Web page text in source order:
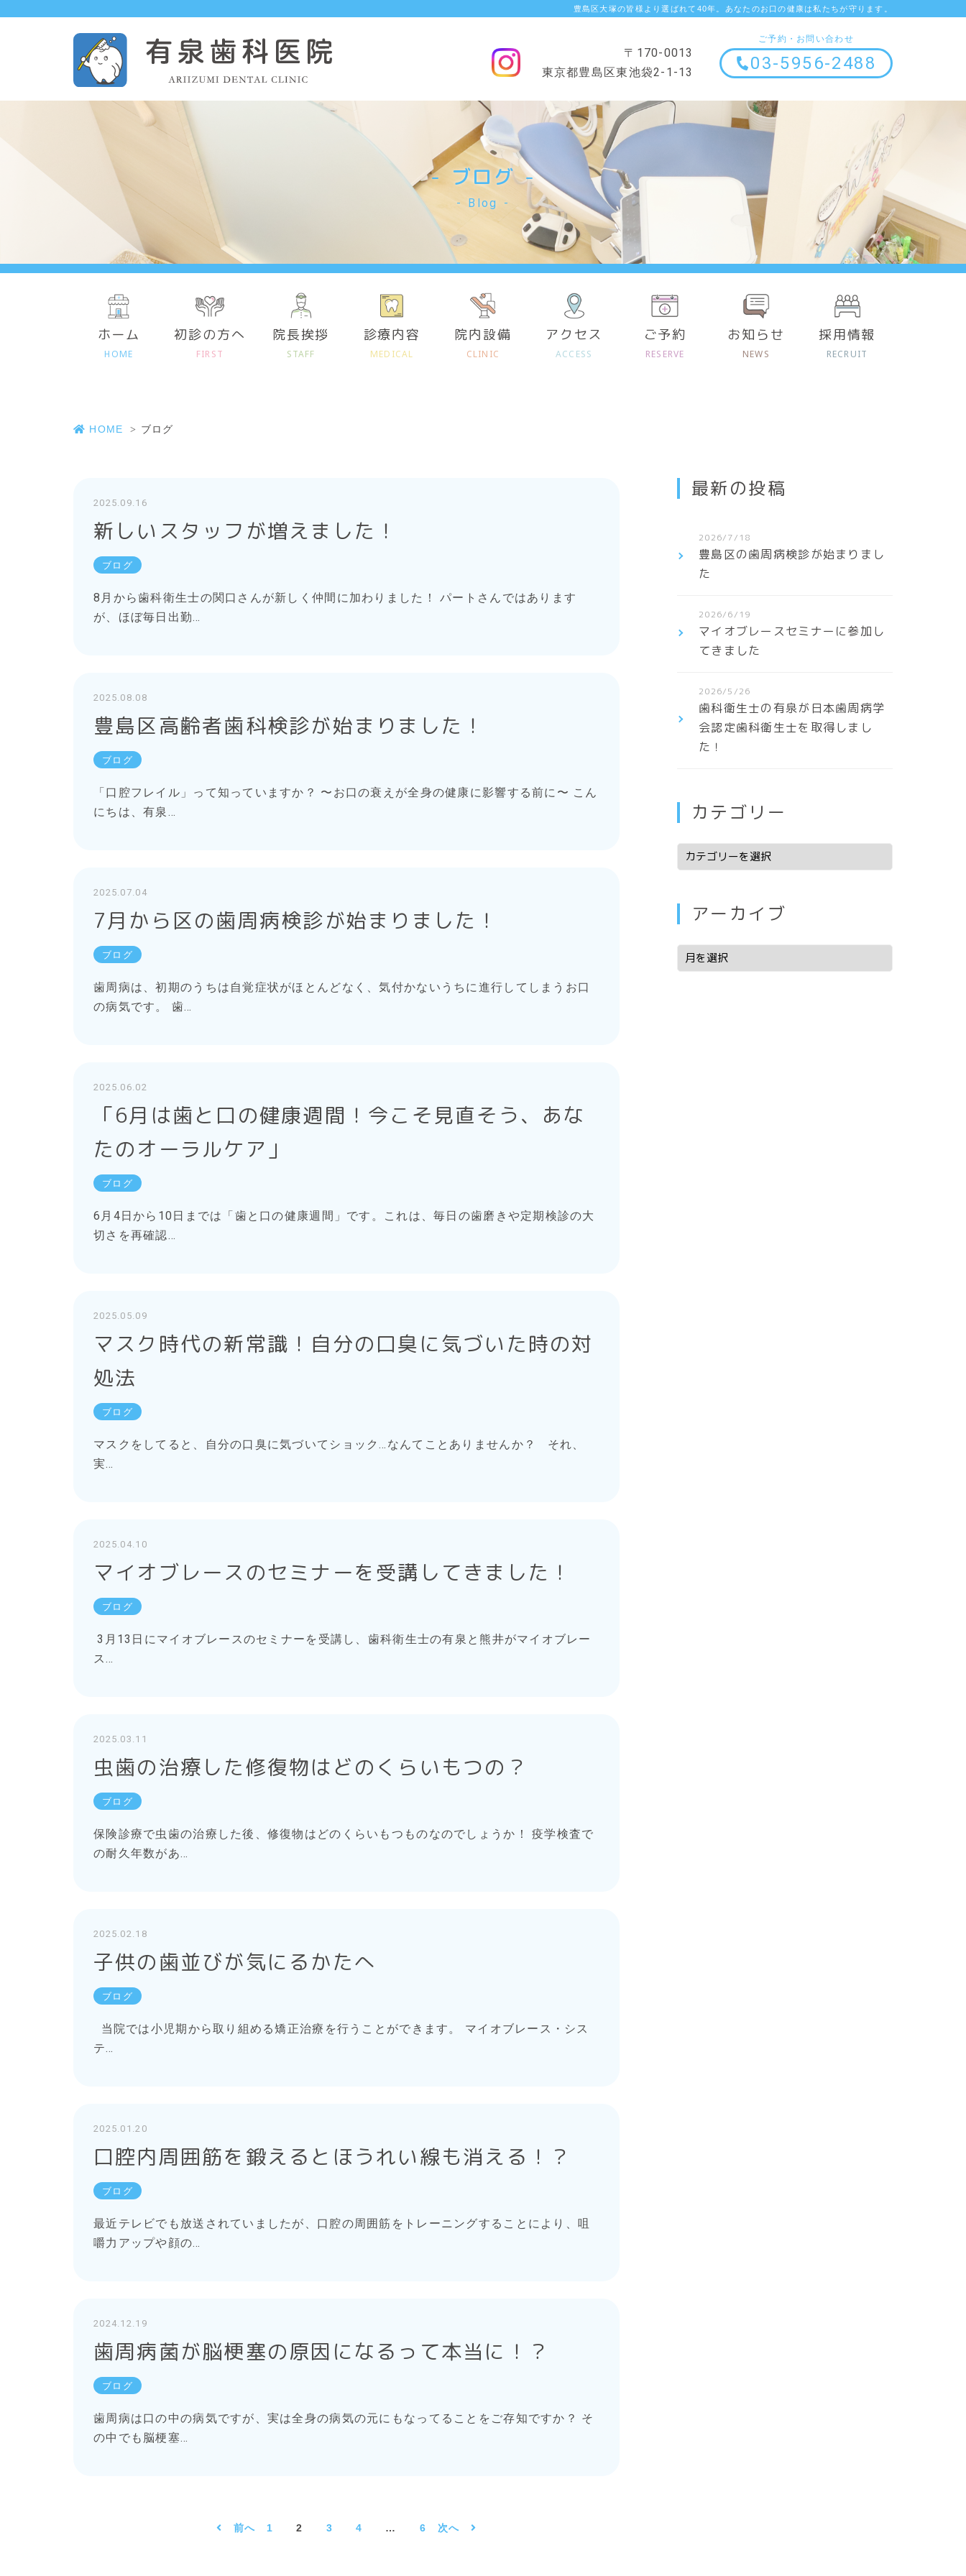
豊島区大塚の皆様より選ばれて40年。あなたのお口の健康は私たちが守ります。
〒170-0013
東京都豊島区東池袋2-1-13
ご予約・お問い合わせ
03-5956-2488
ブログ
Blog
ホーム
HOME
初診の方へ
FIRST
院長挨拶
STAFF
診療内容
MEDICAL
院内設備
CLINIC
アクセス
ACCESS
ご予約
RESERVE
お知らせ
NEWS
採用情報
RECRUIT
HOME ブログ
2025.09.16
新しいスタッフが増えました！
ブログ
8月から歯科衛生士の関口さんが新しく仲間に加わりました！ パートさんではあります
が、ほぼ毎日出勤…
2025.08.08
豊島区高齢者歯科検診が始まりました！
ブログ
「口腔フレイル」って知っていますか？ 〜お口の衰えが全身の健康に影響する前に〜 こん
にちは、有泉…
2025.07.04
7月から区の歯周病検診が始まりました！
ブログ
歯周病は、初期のうちは自覚症状がほとんどなく、気付かないうちに進行してしまうお口
の病気です。 歯…
2025.06.02
「6月は歯と口の健康週間！今こそ見直そう、あな
たのオーラルケア」
ブログ
6月4日から10日までは「歯と口の健康週間」です。これは、毎日の歯磨きや定期検診の大
切さを再確認…
2025.05.09
マスク時代の新常識！自分の口臭に気づいた時の対
処法
ブログ
マスクをしてると、自分の口臭に気づいてショック…なんてことありませんか？ それ、
実…
2025.04.10
マイオブレースのセミナーを受講してきました！
ブログ
3月13日にマイオブレースのセミナーを受講し、歯科衛生士の有泉と熊井がマイオブレー
ス…
2025.03.11
虫歯の治療した修復物はどのくらいもつの？
ブログ
保険診療で虫歯の治療した後、修復物はどのくらいもつものなのでしょうか！ 疫学検査で
の耐久年数があ…
2025.02.18
子供の歯並びが気にるかたへ
ブログ
当院では小児期から取り組める矯正治療を行うことができます。 マイオブレース・シス
テ…
2025.01.20
口腔内周囲筋を鍛えるとほうれい線も消える！？
ブログ
最近テレビでも放送されていましたが、口腔の周囲筋をトレーニングすることにより、咀
嚼力アップや顔の…
2024.12.19
歯周病菌が脳梗塞の原因になるって本当に！？
ブログ
歯周病は口の中の病気ですが、実は全身の病気の元にもなってることをご存知ですか？ そ
の中でも脳梗塞…
前へ 1 2 3 4 … 6 次へ
最新の投稿
2026/7/18
豊島区の歯周病検診が始まりまし
た
2026/6/19
マイオブレースセミナーに参加し
てきました
2026/5/26
歯科衛生士の有泉が日本歯周病学
会認定歯科衛生士を取得しまし
た！
カテゴリー
アーカイブ